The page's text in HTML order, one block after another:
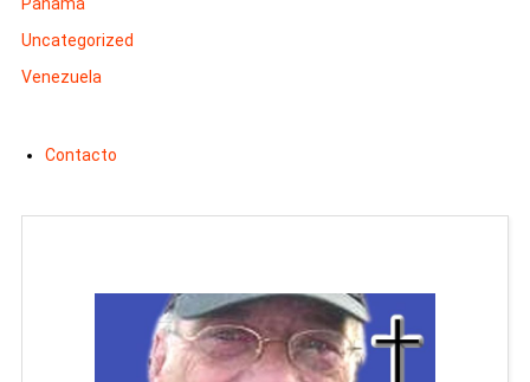
Uncategorized
Venezuela
Contacto